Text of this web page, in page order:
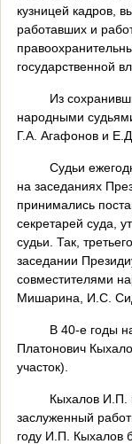
кузницей кадров,
работавших и
государственной
Из
народными
Г.А. Агафонов и
Судьи
на заседаниях
принимались
секретарей суда,
судьи. Так,
заседании
совместителями
Мишарина, И.С.
В 40-е годы
Платонович
участок).
Кыхалов И.П.
заслуженный
году И.П. Кыхалов